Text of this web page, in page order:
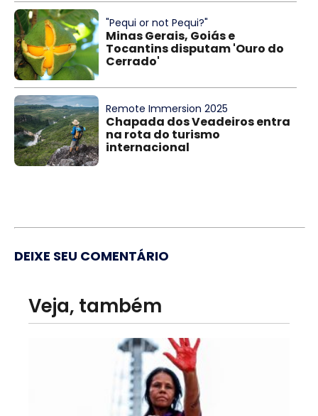
"Pequi or not Pequi?"
Minas Gerais, Goiás e
Tocantins disputam 'Ouro do
Cerrado'
Remote Immersion 2025
Chapada dos Veadeiros entra
na rota do turismo
internacional
DEIXE SEU COMENTÁRIO
Veja, também